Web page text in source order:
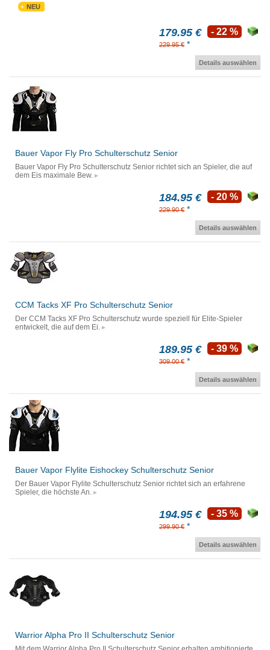
NEU
179.95 €
229.95 € *
- 22 %
Details auswählen
Bauer Vapor Fly Pro Schulterschutz Senior
Bauer Vapor Fly Pro Schulterschutz Senior richtet sich an Spieler, die auf
dem Eis maximale Bew.
184.95 €
229.90 € *
- 20 %
Details auswählen
CCM Tacks XF Pro Schulterschutz Senior
Der CCM Tacks XF Pro Schulterschutz wurde speziell für Elite-Spieler
entwickelt, die auf dem Ei.
189.95 €
309.00 € *
- 39 %
Details auswählen
Bauer Vapor Flylite Eishockey Schulterschutz Senior
Der Bauer Vapor Flylite Schulterschutz Senior richtet sich an erfahrene
Spieler, die höchste An.
194.95 €
299.90 € *
- 35 %
Details auswählen
Warrior Alpha Pro II Schulterschutz Senior